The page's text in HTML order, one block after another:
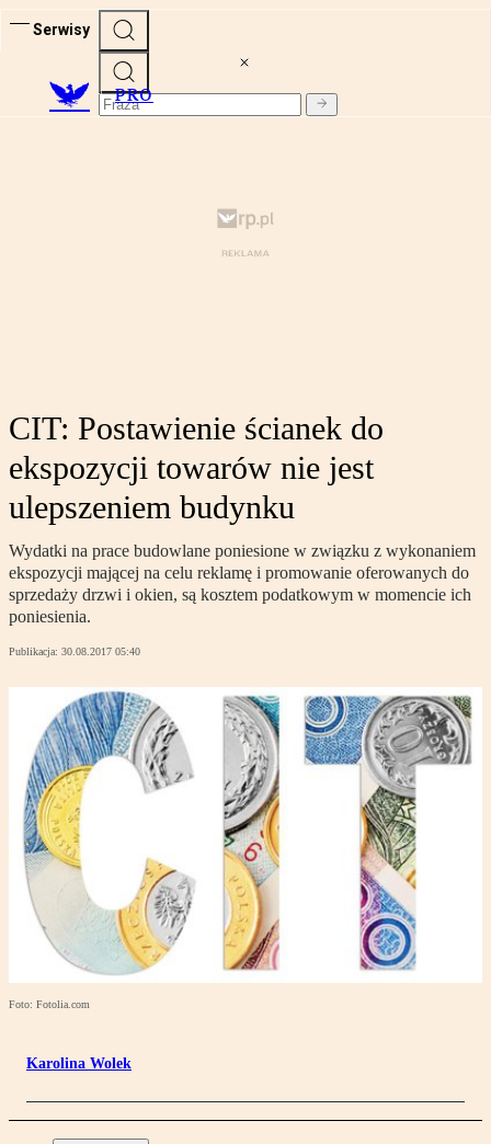
Serwisy
PRO
CIT: Postawienie ścianek do
ekspozycji towarów nie jest
ulepszeniem budynku
Wydatki na prace budowlane poniesione w związku z wykonaniem
ekspozycji mającej na celu reklamę i promowanie oferowanych do
sprzedaży drzwi i okien, są kosztem podatkowym w momencie ich
poniesienia.
Publikacja: 30.08.2017 05:40
Foto: Fotolia.com
Karolina Wolek